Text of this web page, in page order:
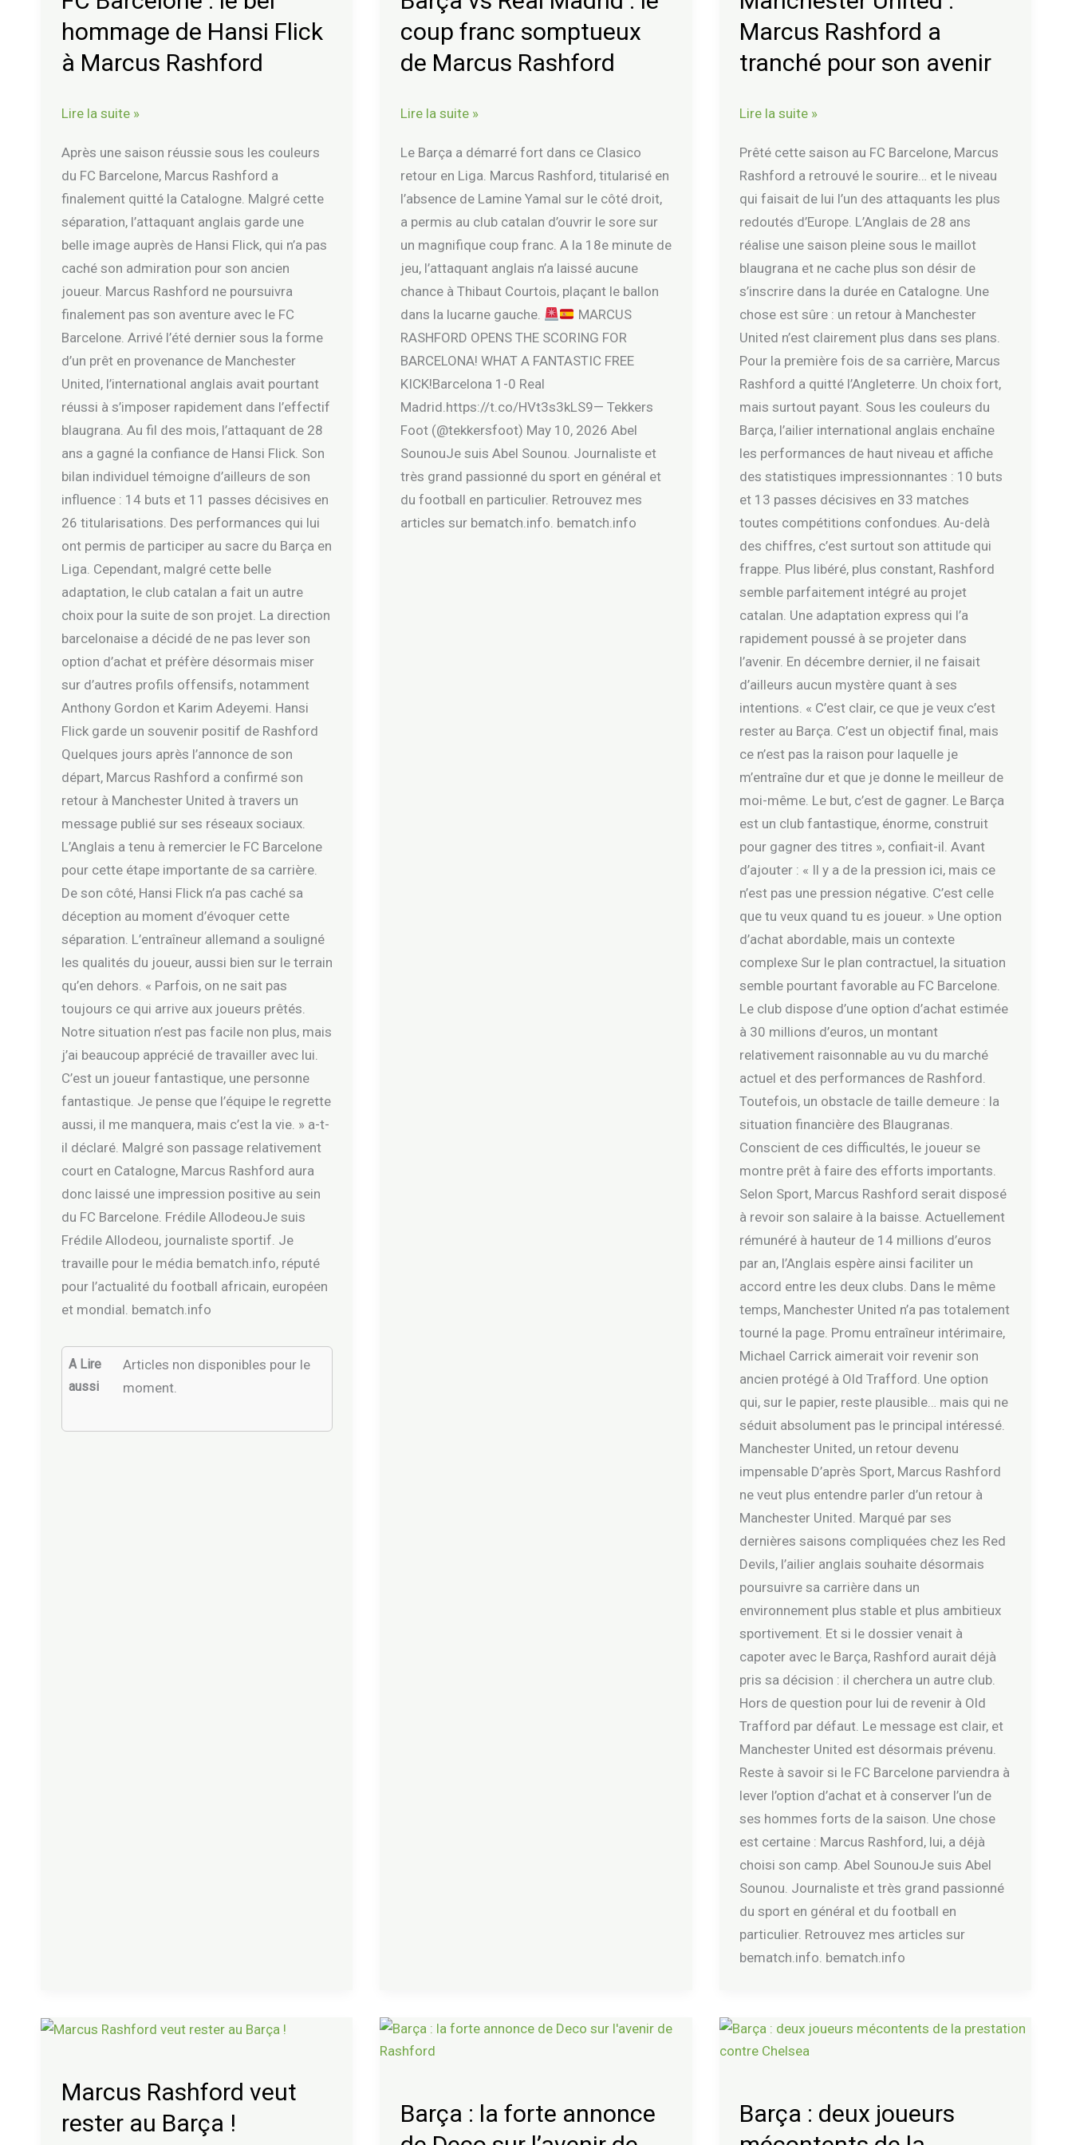
hommage de Hansi Flick
à Marcus Rashford
bel
hommage
de
à
Marcus
Rashford
Lire la suite »
Après une saison réussie sous les couleurs
du FC Barcelone, Marcus Rashford a
finalement quitté la Catalogne. Malgré cette
séparation, l’attaquant anglais garde une
belle image auprès de Hansi Flick, qui n’a pas
caché son admiration pour son ancien
joueur. Marcus Rashford ne poursuivra
finalement pas son aventure avec le FC
Barcelone. Arrivé l’été dernier sous la forme
d’un prêt en provenance de Manchester
United, l’international anglais avait pourtant
réussi à s’imposer rapidement dans l’effectif
blaugrana. Au fil des mois, l’attaquant de 28
ans a gagné la confiance de Hansi Flick. Son
bilan individuel témoigne d’ailleurs de son
influence : 14 buts et 11 passes décisives en
26 titularisations. Des performances qui lui
ont permis de participer au sacre du Barça en
Liga. Cependant, malgré cette belle
adaptation, le club catalan a fait un autre
choix pour la suite de son projet. La direction
barcelonaise a décidé de ne pas lever son
option d’achat et préfère désormais miser
sur d’autres profils offensifs, notamment
Anthony Gordon et Karim Adeyemi. Hansi
Flick garde un souvenir positif de Rashford
Quelques jours après l’annonce de son
départ, Marcus Rashford a confirmé son
retour à Manchester United à travers un
message publié sur ses réseaux sociaux.
L’Anglais a tenu à remercier le FC Barcelone
pour cette étape importante de sa carrière.
De son côté, Hansi Flick n’a pas caché sa
déception au moment d’évoquer cette
séparation. L’entraîneur allemand a souligné
les qualités du joueur, aussi bien sur le terrain
qu’en dehors. « Parfois, on ne sait pas
toujours ce qui arrive aux joueurs prêtés.
Notre situation n’est pas facile non plus, mais
j’ai beaucoup apprécié de travailler avec lui.
C’est un joueur fantastique, une personne
fantastique. Je pense que l’équipe le regrette
aussi, il me manquera, mais c’est la vie. » a-t-
il déclaré. Malgré son passage relativement
court en Catalogne, Marcus Rashford aura
donc laissé une impression positive au sein
du FC Barcelone. Frédile AllodeouJe suis
Frédile Allodeou, journaliste sportif. Je
travaille pour le média bematch.info, réputé
pour l’actualité du football africain, européen
et mondial. bematch.info
A Lire
aussi
Articles non disponibles pour le
moment.
coup franc somptueux
de Marcus Rashford
:
le
coup
de
Marcus
Rashford
Lire la suite »
Le Barça a démarré fort dans ce Clasico
retour en Liga. Marcus Rashford, titularisé en
l’absence de Lamine Yamal sur le côté droit,
a permis au club catalan d’ouvrir le sore sur
un magnifique coup franc. A la 18e minute de
jeu, l’attaquant anglais n’a laissé aucune
chance à Thibaut Courtois, plaçant le ballon
dans la lucarne gauche.
MARCUS
RASHFORD OPENS THE SCORING FOR
BARCELONA! WHAT A FANTASTIC FREE
KICK!Barcelona 1-0 Real
Madrid.https://t.co/HVt3s3kLS9— Tekkers
Foot (@tekkersfoot) May 10, 2026 Abel
SounouJe suis Abel Sounou. Journaliste et
très grand passionné du sport en général et
du football en particulier. Retrouvez mes
articles sur bematch.info. bematch.info
Marcus Rashford a
tranché pour son avenir
Rashford
a
tranché
avenir
Lire la suite »
Prêté cette saison au FC Barcelone, Marcus
Rashford a retrouvé le sourire… et le niveau
qui faisait de lui l’un des attaquants les plus
redoutés d’Europe. L’Anglais de 28 ans
réalise une saison pleine sous le maillot
blaugrana et ne cache plus son désir de
s’inscrire dans la durée en Catalogne. Une
chose est sûre : un retour à Manchester
United n’est clairement plus dans ses plans.
Pour la première fois de sa carrière, Marcus
Rashford a quitté l’Angleterre. Un choix fort,
mais surtout payant. Sous les couleurs du
Barça, l’ailier international anglais enchaîne
les performances de haut niveau et affiche
des statistiques impressionnantes : 10 buts
et 13 passes décisives en 33 matches
toutes compétitions confondues. Au-delà
des chiffres, c’est surtout son attitude qui
frappe. Plus libéré, plus constant, Rashford
semble parfaitement intégré au projet
catalan. Une adaptation express qui l’a
rapidement poussé à se projeter dans
l’avenir. En décembre dernier, il ne faisait
d’ailleurs aucun mystère quant à ses
intentions. « C’est clair, ce que je veux c’est
rester au Barça. C’est un objectif final, mais
ce n’est pas la raison pour laquelle je
m’entraîne dur et que je donne le meilleur de
moi-même. Le but, c’est de gagner. Le Barça
est un club fantastique, énorme, construit
pour gagner des titres », confiait-il. Avant
d’ajouter : « Il y a de la pression ici, mais ce
n’est pas une pression négative. C’est celle
que tu veux quand tu es joueur. » Une option
d’achat abordable, mais un contexte
complexe Sur le plan contractuel, la situation
semble pourtant favorable au FC Barcelone.
Le club dispose d’une option d’achat estimée
à 30 millions d’euros, un montant
relativement raisonnable au vu du marché
actuel et des performances de Rashford.
Toutefois, un obstacle de taille demeure : la
situation financière des Blaugranas.
Conscient de ces difficultés, le joueur se
montre prêt à faire des efforts importants.
Selon Sport, Marcus Rashford serait disposé
à revoir son salaire à la baisse. Actuellement
rémunéré à hauteur de 14 millions d’euros
par an, l’Anglais espère ainsi faciliter un
accord entre les deux clubs. Dans le même
temps, Manchester United n’a pas totalement
tourné la page. Promu entraîneur intérimaire,
Michael Carrick aimerait voir revenir son
ancien protégé à Old Trafford. Une option
qui, sur le papier, reste plausible… mais qui ne
séduit absolument pas le principal intéressé.
Manchester United, un retour devenu
impensable D’après Sport, Marcus Rashford
ne veut plus entendre parler d’un retour à
Manchester United. Marqué par ses
dernières saisons compliquées chez les Red
Devils, l’ailier anglais souhaite désormais
poursuivre sa carrière dans un
environnement plus stable et plus ambitieux
sportivement. Et si le dossier venait à
capoter avec le Barça, Rashford aurait déjà
pris sa décision : il cherchera un autre club.
Hors de question pour lui de revenir à Old
Trafford par défaut. Le message est clair, et
Manchester United est désormais prévenu.
Reste à savoir si le FC Barcelone parviendra à
lever l’option d’achat et à conserver l’un de
ses hommes forts de la saison. Une chose
est certaine : Marcus Rashford, lui, a déjà
choisi son camp. Abel SounouJe suis Abel
Sounou. Journaliste et très grand passionné
du sport en général et du football en
particulier. Retrouvez mes articles sur
bematch.info. bematch.info
Marcus Rashford veut
rester au Barça !
Marcus
rester
au
Barça : la forte annonce
Barça
:
annonce
Barça : deux joueurs
Barça
:
mécontents